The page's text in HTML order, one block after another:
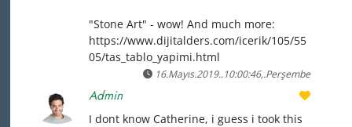
"Stone Art" - wow! And much more:
https://www.dijitalders.com/icerik/105/55
05/tas_tablo_yapimi.html
16.Mayıs.2019..10:00:46,.Perşembe
Admin
I dont know Catherine, i guess i took this